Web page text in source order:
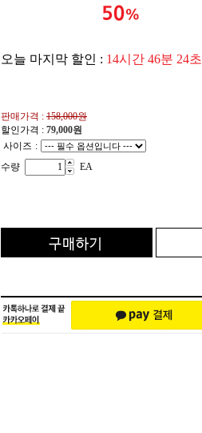
오늘 마지막 할인 : 14시간 46분 22초
판매가격 : 158,000원
할인가격 : 79,000원
사이즈 :
수량
EA